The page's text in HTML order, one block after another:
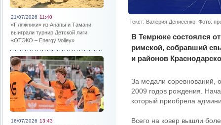
21/07/2026 11:40
«Пляжники» из Анапы и Тамани
выиграли турнир Детской лиги
«ОТЭКО – Energy Volley»
16/07/2026 13:43
Текст: Валерия Денисенко. Фото:
В Темрюке состоялся
римской, собравший
и районов
За медали соревнований,
2009 годов рождения.
который приобрела
Всего на ковер вышли